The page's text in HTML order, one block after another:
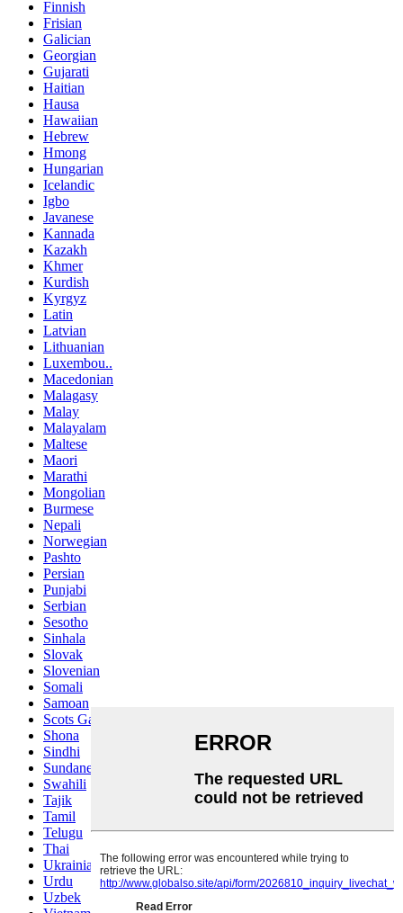
Finnish
Frisian
Galician
Georgian
Gujarati
Haitian
Hausa
Hawaiian
Hebrew
Hmong
Hungarian
Icelandic
Igbo
Javanese
Kannada
Kazakh
Khmer
Kurdish
Kyrgyz
Latin
Latvian
Lithuanian
Luxembou..
Macedonian
Malagasy
Malay
Malayalam
Maltese
Maori
Marathi
Mongolian
Burmese
Nepali
Norwegian
Pashto
Persian
Punjabi
Serbian
Sesotho
Sinhala
Slovak
Slovenian
Somali
Samoan
Scots Gaelic
Shona
Sindhi
Sundanese
Swahili
Tajik
Tamil
Telugu
Thai
Ukrainian
Urdu
Uzbek